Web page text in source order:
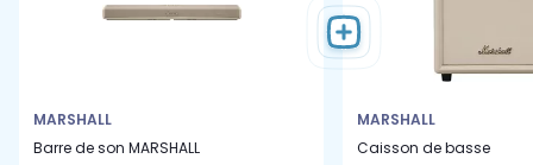
MARSHALL
Barre de son MARSHALL
MARSHALL
Caisson de basse